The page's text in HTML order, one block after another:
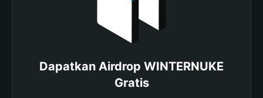
Dapatkan Airdrop WINTERNUKE
Gratis